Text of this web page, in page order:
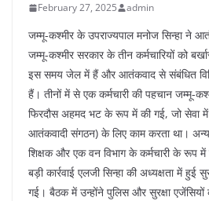
February 27, 2025 admin
जम्मू-कश्मीर के उपराज्यपाल मनोज सिन्हा ने
जम्मू-कश्मीर सरकार के तीन कर्मचारियों को
इस समय जेल में हैं और आतंकवाद से संबंधित
हैं। तीनों में से एक कर्मचारी की पहचान जम्मू-
फिरदौस अहमद भट के रूप में की गई, जो सेवा
आतंकवादी संगठन) के लिए काम करता था। अन्य
शिक्षक और एक वन विभाग के कर्मचारी के रूप
बड़ी कार्रवाई एलजी सिन्हा की अध्यक्षता में हुई
गई। बैठक में उन्होंने पुलिस और सुरक्षा